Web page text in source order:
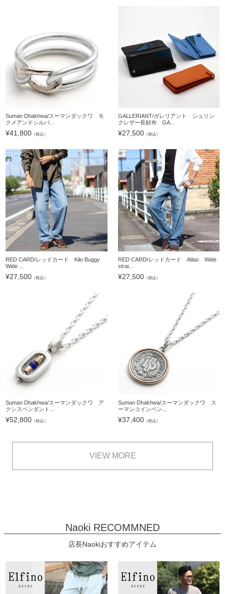
Suman Dhakhwa/スーマンダックワ モ
クメアンドシルバ...
¥41,800 （税込）
GALLERIANT/ガレリアント シュリン
クレザー長財布 GA...
¥27,500（税込）
RED CARD/レッドカード Kilo Buggy
Wide ...
¥27,500 （税込）
RED CARD/レッドカード Atlas Wide
strai...
¥27,500（税込）
Suman Dhakhwa/スーマンダックワ ア
クシスペンダント...
¥52,800 （税込）
Suman Dhakhwa/スーマンダックワ ス
ーマンコインペン...
¥37,400（税込）
VIEW MORE
Naoki RECOMMNED
店長Naokiおすすめアイテム